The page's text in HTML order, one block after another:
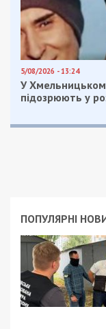
5/08/2026 - 13:24
У
підозрюють у
ПОПУЛЯРНІ